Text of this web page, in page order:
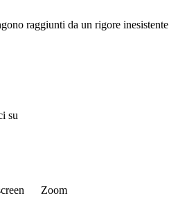
raggiunti da un rigore inesistente
su
Zoom